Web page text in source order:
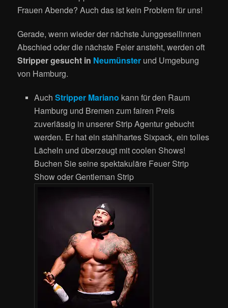
Frauen Abende? Auch das ist kein Problem für uns!
Gerade, wenn wieder der nächste Junggesellinnen
Abschied oder die nächste Feier ansteht, werden oft
Stripper gesucht in Neumünster und Umgebung
von Hamburg.
Auch Stripper Mariano kann für den Raum
Hamburg und Bremen zum fairen Preis
zuverlässig in unserer Strip Agentur gebucht
werden. Er hat ein stahlhartes Sixpack, ein tolles
Lächeln und überzeugt mit coolen Shows!
Buchen Sie seine spektakuläre Feuer Strip
Show oder Gentleman Strip